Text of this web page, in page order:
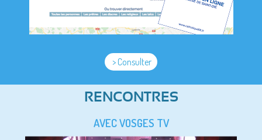
> Consulter
RENCONTRES
AVEC VOSGES TV